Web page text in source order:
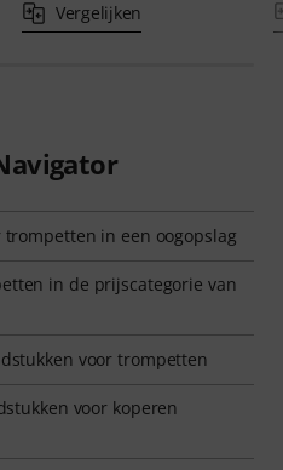
Vergelijken
in een oogopslag
in de prijscategorie van
voor trompetten
voor koperen